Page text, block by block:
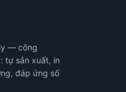
— công
tự sản xuất, in
đáp ứng số